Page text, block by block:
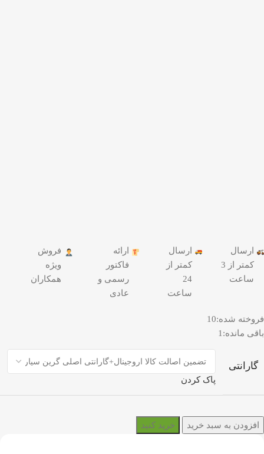
ارسال
کمتر از 3
ساعت
ارسال
کمتر از
24
ساعت
ارائه
فاکتور
رسمی و
عادی
فروش
ویژه
همکاران
فروخته شده:10
باقی مانده: 1
گارانتی
پاک کردن
افزودن به سبد خرید خرید کنید